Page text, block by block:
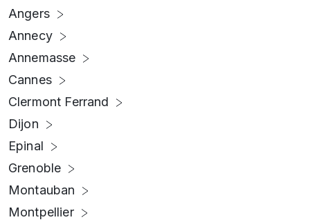
Angers
Annecy
Annemasse
Cannes
Clermont Ferrand
Dijon
Epinal
Grenoble
Montauban
Montpellier